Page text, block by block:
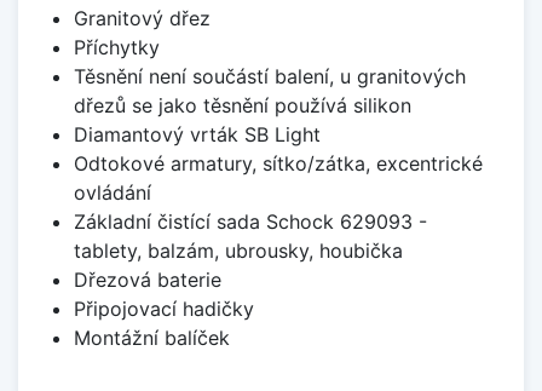
Granitový dřez
Příchytky
Těsnění není součástí balení, u granitových
dřezů se jako těsnění používá silikon
Diamantový vrták SB Light
Odtokové armatury, sítko/zátka, excentrické
ovládání
Základní čistící sada Schock 629093 -
tablety, balzám, ubrousky, houbička
Dřezová baterie
Připojovací hadičky
Montážní balíček